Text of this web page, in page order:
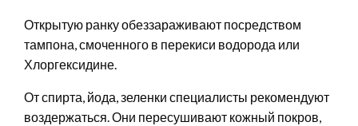
Открытую ранку обеззараживают посредством
тампона, смоченного в перекиси водорода или
Хлоргексидине.
От спирта, йода, зеленки специалисты рекомендуют
воздержаться. Они пересушивают кожный покров,